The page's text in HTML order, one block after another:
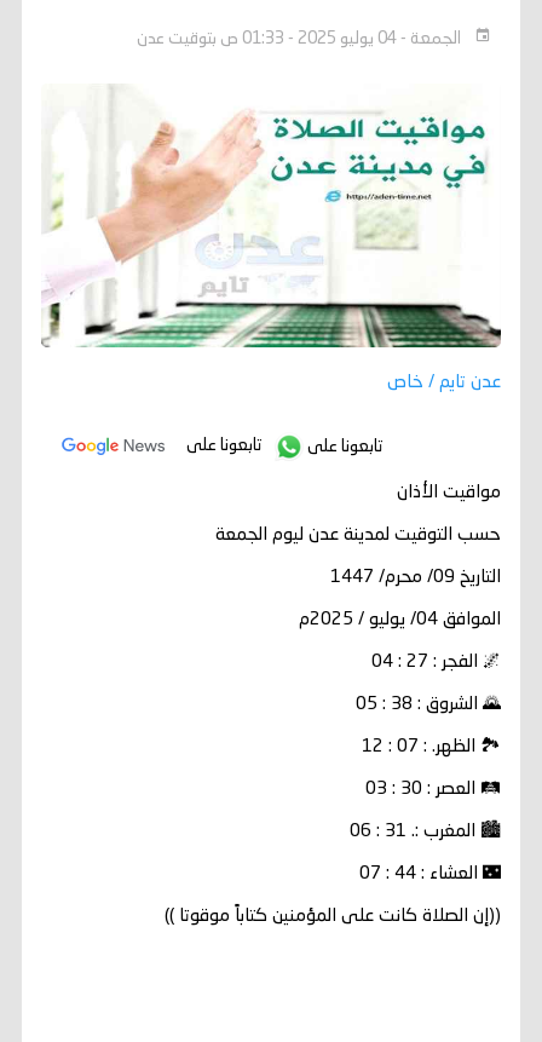
الجمعة - 04 يوليو 2025 - 01:33 ص بتوقيت عدن
عدن تايم / خاص
تابعونا على تابعونا على
مواقيت الأذان
حسب التوقيت لمدينة عدن ليوم الجمعة
التاريخ 09/ محرم/ 1447
الموافق 04/ يوليو / 2025م
🌌 الفجر : 27 : 04
🌄 الشروق : 38 : 05
🏞️ الظهر. : 07 : 12
🛤️ العصر : 30 : 03
🏙️ المغرب :. 31 : 06
🌃 العشاء : 44 : 07
((إن الصلاة كانت على المؤمنين كتاباً موقوتا ))